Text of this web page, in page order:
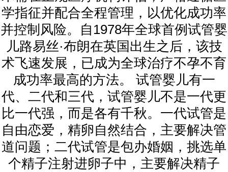
学指征并配合全程管理，以优化成功率
并控制风险。自1978年全球首例试管婴
儿路易丝·布朗在英国出生之后，该技
术飞速发展，已成为全球治疗不孕不育
成功率最高的方法。 试管婴儿有一
代、二代和三代，试管婴儿不是一代更
比一代强，而是各有千秋。一代试管是
自由恋爱，精卵自然结合，主要解决管
道问题；二代试管是包办婚姻，挑选单
个精子注射进卵子中，主要解决精子